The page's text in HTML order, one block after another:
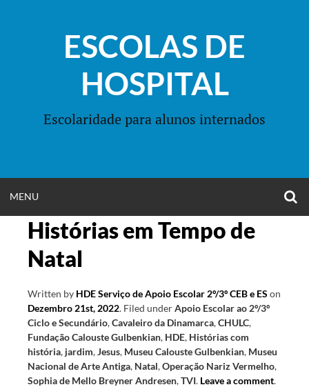
ESCOLAS DE
HOSPITAL
Escolaridade para alunos internados
MENU
MENU
Histórias em Tempo de
Natal
Written by HDE Serviço de Apoio Escolar 2º/3º CEB e ES on
Dezembro 21st, 2022. Filed underApoio Escolar ao 2º/3º
Ciclo e Secundário,Cavaleiro da Dinamarca,CHULC,
Fundação Calouste Gulbenkian, HDE, Histórias com
história, jardim,Jesus, Museu Calouste Gulbenkian, Museu
Nacional de Arte Antiga, Natal,Operação Nariz Vermelho,
Sophia de Mello Breyner Andresen,TVI. Leave a comment.